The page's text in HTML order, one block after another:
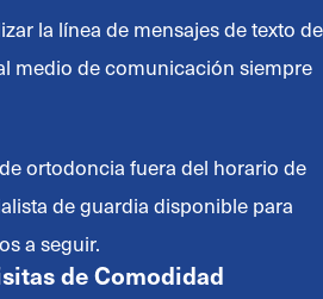
la línea de mensajes de texto de
medio de comunicación siempre
ortodoncia fuera del horario de
de guardia disponible para
a seguir.
de Comodidad